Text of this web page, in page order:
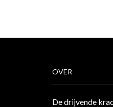
OVER
De drijvende